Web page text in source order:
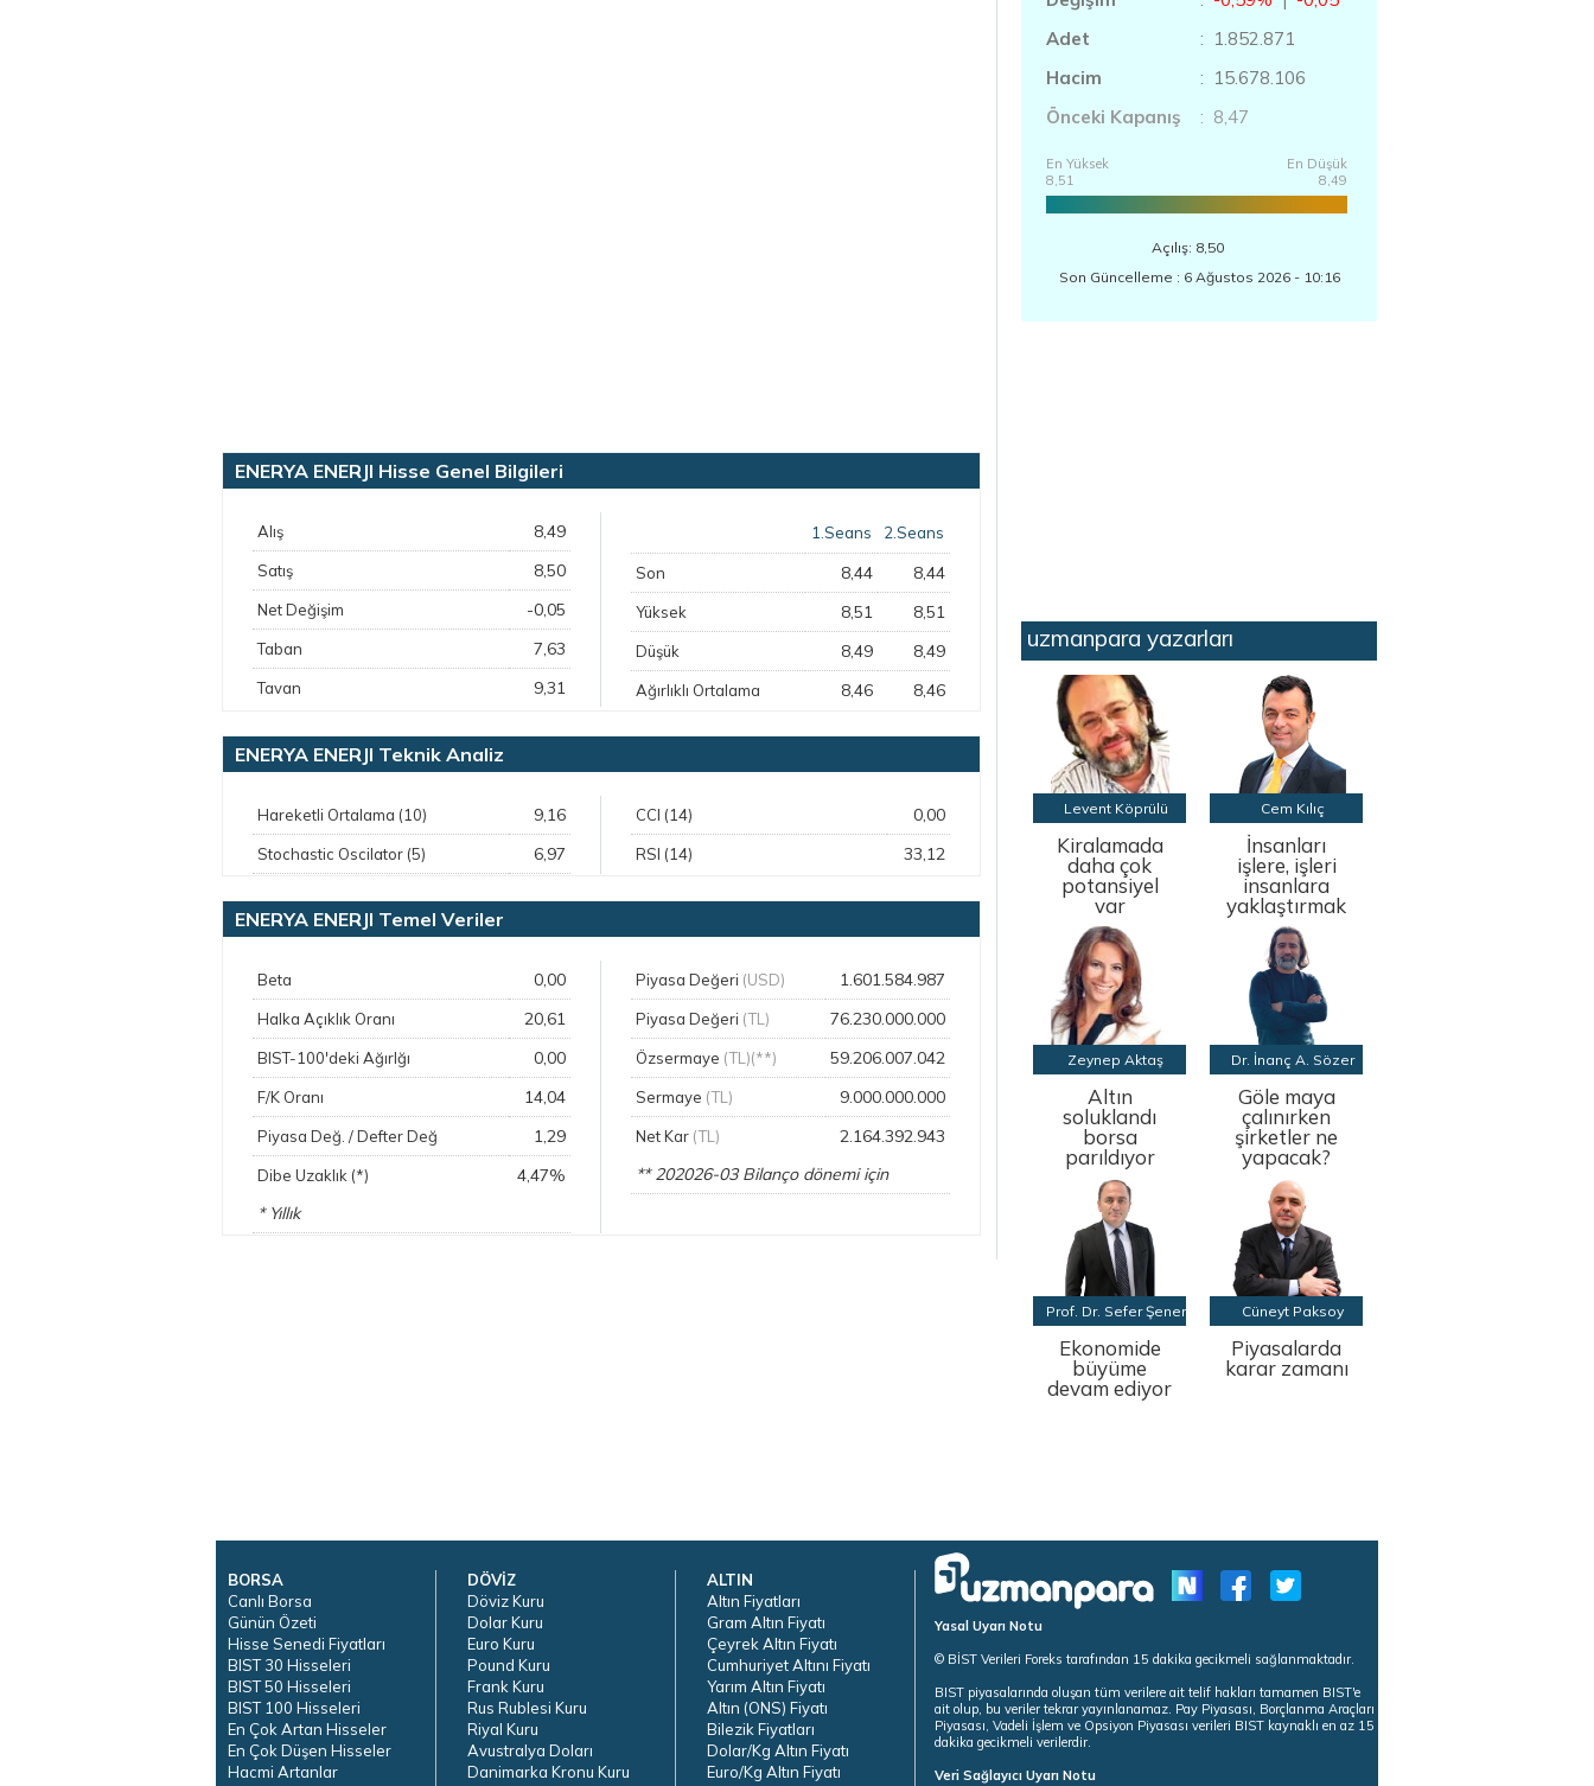
ENERYA ENERJI Hisse Genel Bilgileri
Alış 8,49
Satış 8,50
Net Değişim -0,05
Taban 7,63
Tavan 9,31
1.Seans 2.Seans
Son 8,44 8,44
Yüksek 8,51 8,51
Düşük 8,49 8,49
Ağırlıklı Ortalama 8,46 8,46
ENERYA ENERJI Teknik Analiz
Hareketli Ortalama (10) 9,16
Stochastic Oscilator (5) 6,97
CCI (14) 0,00
RSI (14) 33,12
ENERYA ENERJI Temel Veriler
Beta 0,00
Halka Açıklık Oranı 20,61
BIST-100'deki Ağırlğı 0,00
F/K Oranı 14,04
Piyasa Değ. / Defter Değ 1,29
Dibe Uzaklık (*)
4,47%
* Yıllık
Piyasa Değeri (USD) 1.601.584.987
Piyasa Değeri (TL) 76.230.000.000
Özsermaye (TL)(**) 59.206.007.042
Sermaye (TL) 9.000.000.000
Net Kar (TL)
2.164.392.943
** 202026-03 Bilanço dönemi için
Adet
: 1.852.871
Hacim
: 15.678.106
Önceki Kapanış
: 8,47
En Yüksek
8,51
En Düşük
8,49
Açılış: 8,50
Son Güncelleme : 6 Ağustos 2026 - 10:16
uzmanpara yazarları
Levent Köprülü
Kiralamada
daha çok
potansiyel
var
Cem Kılıç
İnsanları
işlere, işleri
insanlara
yaklaştırmak
Zeynep Aktaş
Altın
soluklandı
borsa
parıldıyor
Dr. İnanç A. Sözer
Göle maya
çalınırken
şirketler ne
yapacak?
Prof. Dr. Sefer Şener
Ekonomide
büyüme
devam ediyor
Cüneyt Paksoy
Piyasalarda
karar zamanı
BORSA
Canlı Borsa
Günün Özeti
Hisse Senedi Fiyatları
BIST 30 Hisseleri
BIST 50 Hisseleri
BIST 100 Hisseleri
En Çok Artan Hisseler
En Çok Düşen Hisseler
Hacmi Artanlar
DÖVİZ
Döviz Kuru
Dolar Kuru
Euro Kuru
Pound Kuru
Frank Kuru
Rus Rublesi Kuru
Riyal Kuru
Avustralya Doları
Danimarka Kronu Kuru
ALTIN
Altın Fiyatları
Gram Altın Fiyatı
Çeyrek Altın Fiyatı
Cumhuriyet Altını Fiyatı
Yarım Altın Fiyatı
Altın (ONS) Fiyatı
Bilezik Fiyatları
Dolar/Kg Altın Fiyatı
Euro/Kg Altın Fiyatı
Yasal Uyarı Notu
© BİST Verileri Foreks tarafından 15 dakika gecikmeli sağlanmaktadır.
BIST piyasalarında oluşan tüm verilere ait telif hakları tamamen BIST'e
ait olup, bu veriler tekrar yayınlanamaz. Pay Piyasası, Borçlanma Araçları
Piyasası, Vadeli İşlem ve Opsiyon Piyasası verileri BIST kaynaklı en az 15
dakika gecikmeli verilerdir.
Veri Sağlayıcı Uyarı Notu